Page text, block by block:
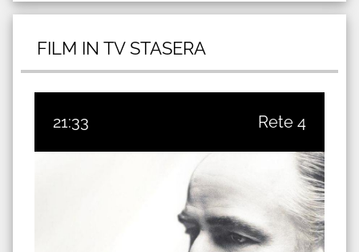
FILM IN TV STASERA
21:33 Rete 4